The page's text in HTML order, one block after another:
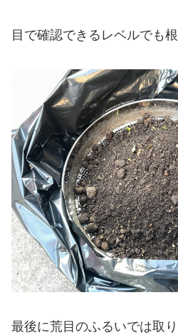
目で確認できるレベルでも
最後に荒目のふるいでは取